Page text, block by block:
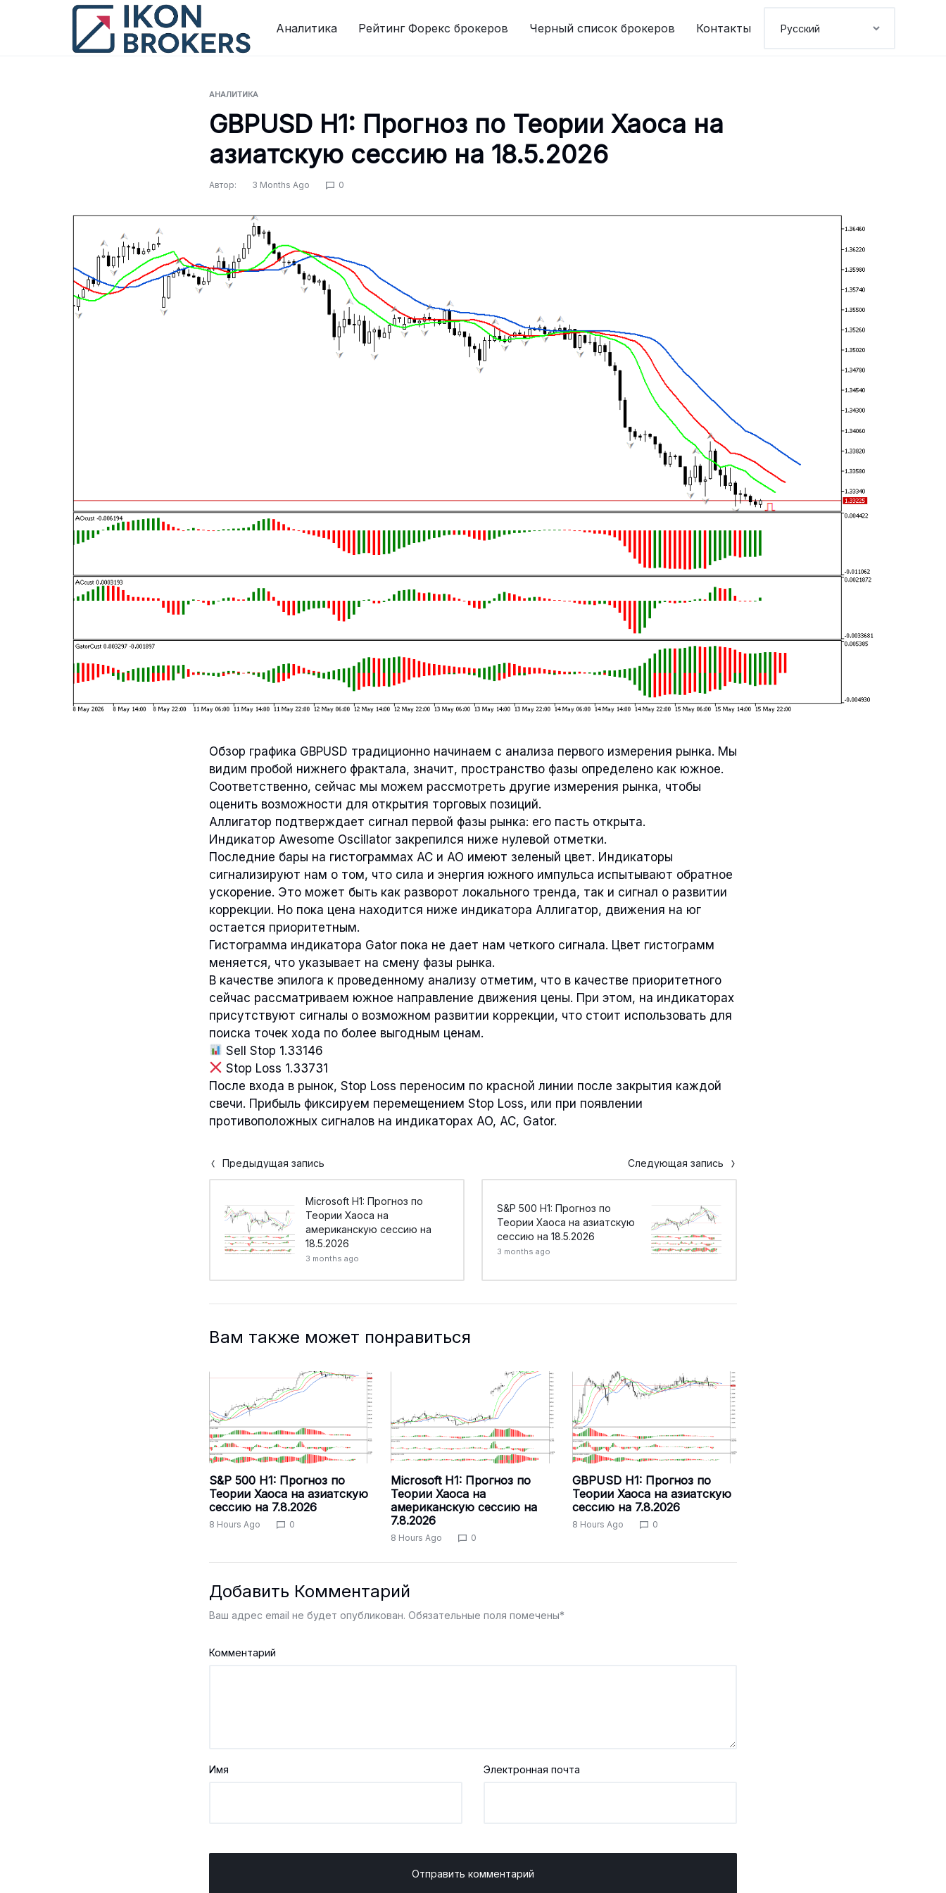
содержимому
Аналитика Рейтинг Форекс брокеров Черный список брокеров Контакты
АНАЛИТИКА
GBPUSD H1: Прогноз по Теории Хаоса на
азиатскую сессию на 18.5.2026
Автор: 3 Months Ago 0
Обзор графика GBPUSD традиционно начинаем с анализа первого измерения рынка. Мы
видим пробой нижнего фрактала, значит, пространство фазы определено как южное.
Соответственно, сейчас мы можем рассмотреть другие измерения рынка, чтобы
оценить возможности для открытия торговых позиций.
Аллигатор подтверждает сигнал первой фазы рынка: его пасть открыта.
Индикатор Awesome Oscillator закрепился ниже нулевой отметки.
Последние бары на гистограммах AC и AO имеют зеленый цвет. Индикаторы
сигнализируют нам о том, что сила и энергия южного импульса испытывают обратное
ускорение. Это может быть как разворот локального тренда, так и сигнал о развитии
коррекции. Но пока цена находится ниже индикатора Аллигатор, движения на юг
остается приоритетным.
Гистограмма индикатора Gator пока не дает нам четкого сигнала. Цвет гистограмм
меняется, что указывает на смену фазы рынка.
В качестве эпилога к проведенному анализу отметим, что в качестве приоритетного
сейчас рассматриваем южное направление движения цены. При этом, на индикаторах
присутствуют сигналы о возможном развитии коррекции, что стоит использовать для
поиска точек хода по более выгодным ценам.
Sell Stop 1.33146
Stop Loss 1.33731
После входа в рынок, Stop Loss переносим по красной линии после закрытия каждой
свечи. Прибыль фиксируем перемещением Stop Loss, или при появлении
противоположных сигналов на индикаторах AO, AC, Gator.
Предыдущая запись Следующая запись
Microsoft H1: Прогноз по
Теории Хаоса на
американскую сессию на
18.5.2026
3 months ago
S&P 500 H1: Прогноз по
Теории Хаоса на азиатскую
сессию на 18.5.2026
3 months ago
Вам также может понравиться
S&P 500 H1: Прогноз по
Теории Хаоса на азиатскую
сессию на 7.8.2026
8 Hours Ago 0
Microsoft H1: Прогноз по
Теории Хаоса на
американскую сессию на
7.8.2026
8 Hours Ago 0
GBPUSD H1: Прогноз по
Теории Хаоса на азиатскую
сессию на 7.8.2026
8 Hours Ago 0
Добавить Комментарий
Ваш адрес email не будет опубликован. Обязательные поля помечены*
Комментарий
Имя Электронная почта